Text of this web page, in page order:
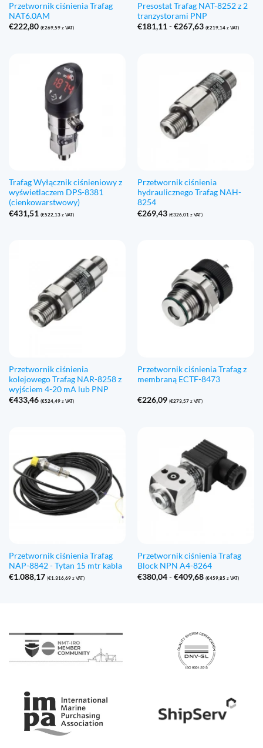
Przetwornik ciśnienia Trafag
NAT6.0AM
€222,80 (€269,59z VAT)
Presostat Trafag NAT-8252 z 2
tranzystorami PNP
€181,11 - €267,63Zakres
(€219,14z VAT)
Trafag Wyłącznik ciśnieniowy z
wyświetlaczem DPS-8381
(cienkowarstwowy)
€431,51 (€522,13z VAT)
Przetwornik ciśnienia
hydraulicznego Trafag NAH-
8254
€269,43 (€326,01 z VAT)
Przetwornik ciśnienia
kolejowego Trafag NAR-8258 z
wyjściem 4-20 mA lub PNP
€433,46 (€524,49z VAT)
Przetwornik ciśnienia Trafag z
membraną ECTF-8473
€226,09 (€273,57z VAT)
Przetwornik ciśnienia Trafag
NAP-8842 - Tytan 15 mtr kabla
€1.088,17 (€1.316,69z VAT)
Przetwornik ciśnienia Trafag
Block NPN A4-8264
€380,04 - €409,68Zakres
(€459,85 z VAT)